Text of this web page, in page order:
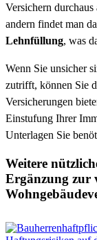
Versichern
andern findet man
Lehnfüllung, was
Wenn Sie unsicher
zutrifft, können Sie
Versicherungen
Einstufung Ihrer
Unterlagen Sie
Weitere
Ergänzung zur